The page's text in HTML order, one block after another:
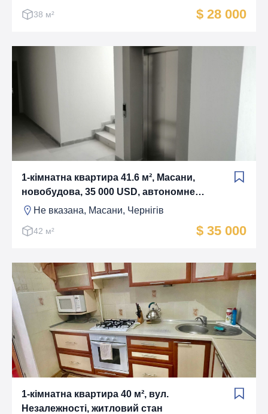
38 м² $ 28 000
1-кімнатна квартира 41.6 м², Масани,
новобудова, 35 000 USD, автономне
опалення
Не вказана, Масани, Чернігів
42 м² $ 35 000
1-кімнатна квартира 40 м², вул.
Незалежності, житловий стан